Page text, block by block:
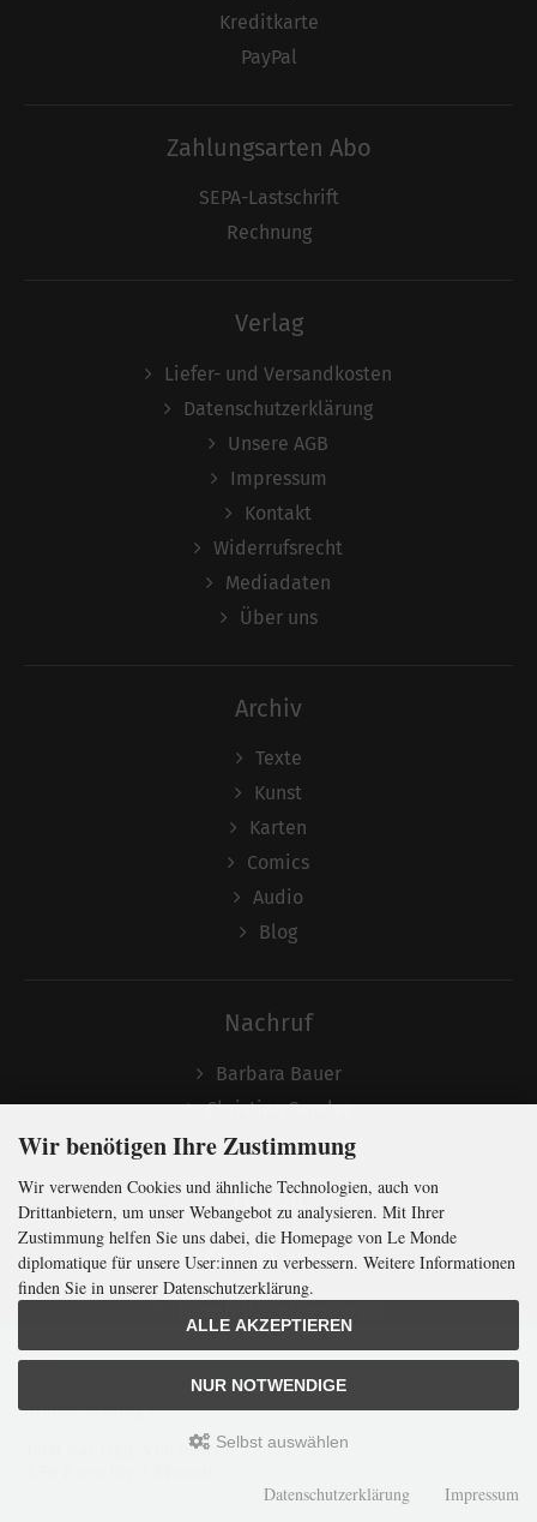
mit der weltweitgrößten
MonatszeitungfürinternationalePolitik
Jetzt das Digi-Abo testen:
Kreditkarte
PayPal
Zahlungsarten Abo
SEPA-Lastschrift
Rechnung
Verlag
Liefer- und Versandkosten
Datenschutzerklärung
Unsere AGB
Impressum
Kontakt
Widerrufsrecht
Mediadaten
Über uns
Archiv
Texte
Kunst
Karten
Comics
Audio
Blog
Nachruf
Barbara Bauer
Christian Semler
Folgen
LMd © 2026 | Template © 2009-2026 bymodified eCommerce Shopsoftware
Wir benötigen Ihre Zustimmung
Wir verwenden Cookies und ähnliche Technologien, auch von
Drittanbietern, um unser Webangebot zu analysieren. Mit Ihrer
Zustimmung helfen Sie uns dabei, die Homepage von Le Monde
diplomatique für unsere User:innen zu verbessern. Weitere Informationen
finden Sie in unserer Datenschutzerklärung.
ALLE AKZEPTIEREN
NUR NOTWENDIGE
Selbst auswählen
Datenschutzerklärung Impressum